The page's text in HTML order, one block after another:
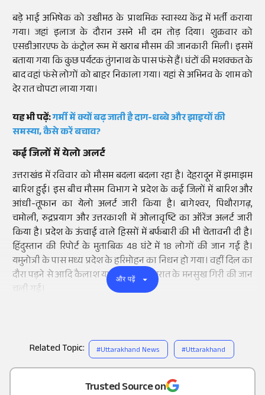
Add
बड़े भाई अभिषेक को उखीमठ के प्राथमिक स्वास्थ्य केंद्र में भर्ती कराया
गया। जहां इलाज के दौरान उसने भी दम तोड़ दिया। शुक्रवार को
एसडीआरएफ के कंट्रोल रूम में खराब मौसम की जानकारी मिली। इसमें
बताया गया कि कुछ पर्यटक तुंगनाथ के पास फंसे हैं। घंटों की मशक्कत के
बाद वहां फंसे लोगों को बाहर निकाला गया। यहां से अभिनव के शाम को
देर रात चोपटा लाया गया।
यह भी पढ़ें:गर्मी में क्यों बढ़ जाती है दाग-धब्बे और झाइयों की
समस्या, कैसे करें बचाव?
कई जिलों में येलो अलर्ट
उत्तराखंड में रविवार को मौसम बदला बदला रहा है। देहरादून में झमाझम
बारिश हुई। इस बीच मौसम विभाग ने प्रदेश के कई जिलों में बारिश और
आंधी-तूफान का येलो अलर्ट जारी किया है। बागेश्वर, पिथौरागढ़,
चमोली, रुद्रप्रयाग और उत्तरकाशी में ओलावृष्टि का ऑरेंज अलर्ट जारी
किया है। प्रदेश के ऊंचाई वाले हिस्सों में बर्फबारी की भी चेतावनी दी है।
हिंदुस्तान की रिपोर्ट के मुताबिक 48 घंटे में 18 लोगों की जान गई है।
यमुनोत्री के पास मध्य प्रदेश के हरिमोहन का निधन हो गया। वहीं दिल का
दौरा पड़ने से आदि कैलाश यात्रा के वक्त गुजरात के मनसुख गिरी की जान
चली गई।
और पढ़ें
Related Topic: #Uttarakhand News #Uttarakhand